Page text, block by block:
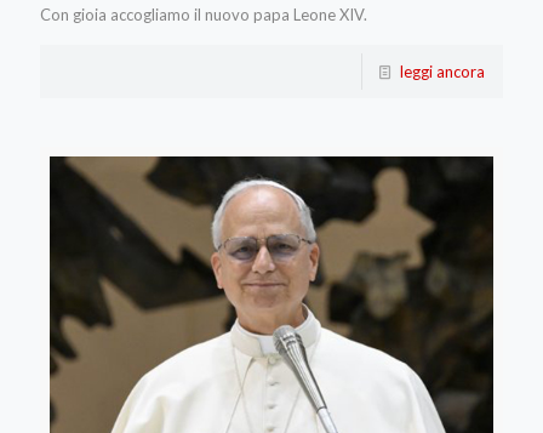
Con gioia accogliamo il nuovo papa Leone XIV.
leggi ancora